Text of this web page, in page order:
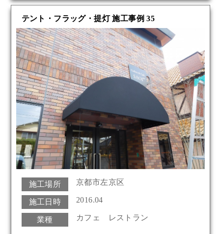
テント・フラッグ・提灯 施工事例 35
施工場所 京都市左京区
施工日時 2016.04
業種 カフェ レストラン